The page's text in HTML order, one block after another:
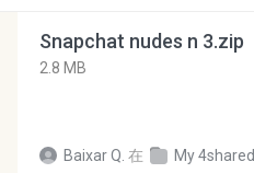
Snapchat nudes n 3.zip
2.8 MB
Baixar Q. 在 My 4shared